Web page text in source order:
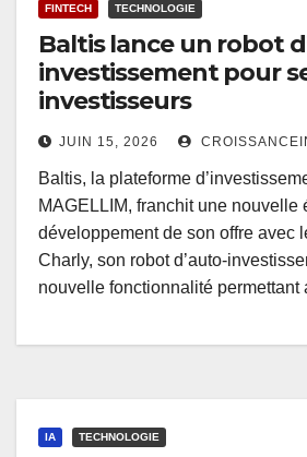
FINTECH TECHNOLOGIE
Baltis lance un robot
investissement pour
investisseurs
JUIN 15, 2026
Baltis, la plateforme
MAGELLIM, franchit une nouvelle
développement de son offre avec
Charly, son robot d’auto-
nouvelle fonctionnalité
IA TECHNOLOGIE